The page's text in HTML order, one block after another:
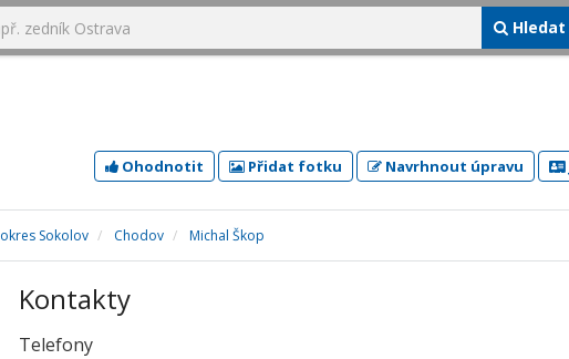
Hledat
Ohodnotit Přidat fotku Navrhnout úpravu
okres Sokolov Chodov Michal Škop
Kontakty
Telefony